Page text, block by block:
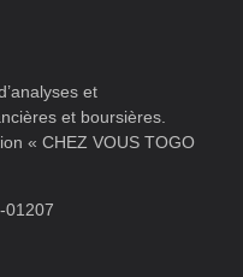
et
et boursières.
« CHEZ VOUS TOGO
01207